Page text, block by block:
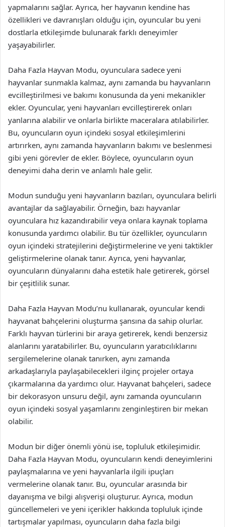
yapmalarını sağlar. Ayrıca, her hayvanın kendine has
özellikleri ve davranışları olduğu için, oyuncular bu yeni
dostlarla etkileşimde bulunarak farklı deneyimler
yaşayabilirler.
Daha Fazla Hayvan Modu, oyunculara sadece yeni
hayvanlar sunmakla kalmaz, aynı zamanda bu hayvanların
evcilleştirilmesi ve bakımı konusunda da yeni mekanikler
ekler. Oyuncular, yeni hayvanları evcilleştirerek onları
yanlarına alabilir ve onlarla birlikte maceralara atılabilirler.
Bu, oyuncuların oyun içindeki sosyal etkileşimlerini
artırırken, aynı zamanda hayvanların bakımı ve beslenmesi
gibi yeni görevler de ekler. Böylece, oyuncuların oyun
deneyimi daha derin ve anlamlı hale gelir.
Modun sunduğu yeni hayvanların bazıları, oyunculara belirli
avantajlar da sağlayabilir. Örneğin, bazı hayvanlar
oyunculara hız kazandırabilir veya onlara kaynak toplama
konusunda yardımcı olabilir. Bu tür özellikler, oyuncuların
oyun içindeki stratejilerini değiştirmelerine ve yeni taktikler
geliştirmelerine olanak tanır. Ayrıca, yeni hayvanlar,
oyuncuların dünyalarını daha estetik hale getirerek, görsel
bir çeşitlilik sunar.
Daha Fazla Hayvan Modu’nu kullanarak, oyuncular kendi
hayvanat bahçelerini oluşturma şansına da sahip olurlar.
Farklı hayvan türlerini bir araya getirerek, kendi benzersiz
alanlarını yaratabilirler. Bu, oyuncuların yaratıcılıklarını
sergilemelerine olanak tanırken, aynı zamanda
arkadaşlarıyla paylaşabilecekleri ilginç projeler ortaya
çıkarmalarına da yardımcı olur. Hayvanat bahçeleri, sadece
bir dekorasyon unsuru değil, aynı zamanda oyuncuların
oyun içindeki sosyal yaşamlarını zenginleştiren bir mekan
olabilir.
Modun bir diğer önemli yönü ise, topluluk etkileşimidir.
Daha Fazla Hayvan Modu, oyuncuların kendi deneyimlerini
paylaşmalarına ve yeni hayvanlarla ilgili ipuçları
vermelerine olanak tanır. Bu, oyuncular arasında bir
dayanışma ve bilgi alışverişi oluşturur. Ayrıca, modun
güncellemeleri ve yeni içerikler hakkında topluluk içinde
tartışmalar yapılması, oyuncuların daha fazla bilgi